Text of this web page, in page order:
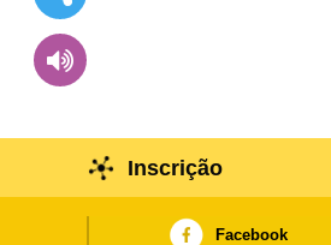
Inscrição
Facebook